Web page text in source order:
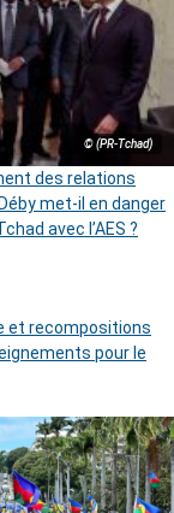
© (PR-Tchad)
des relations
met-il en danger
avec l’AES ?
et recompositions
pour le